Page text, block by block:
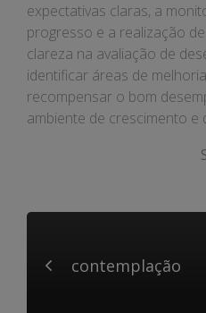
expectativas claras, a
progresso e a realização
clareza na avaliação de
identificar áreas de
recompensar o bom
ambiente de crescimento e
contemplação